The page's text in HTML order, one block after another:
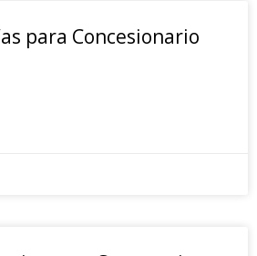
para Concesionario